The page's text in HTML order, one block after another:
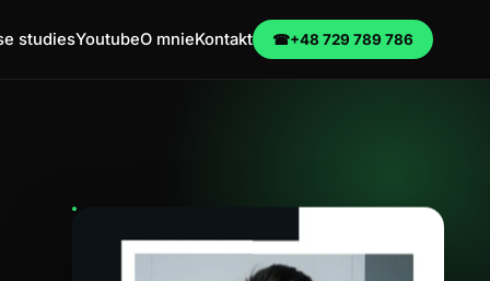
studiesYoutubeO mnieKontakt ☎+48 729 789 786